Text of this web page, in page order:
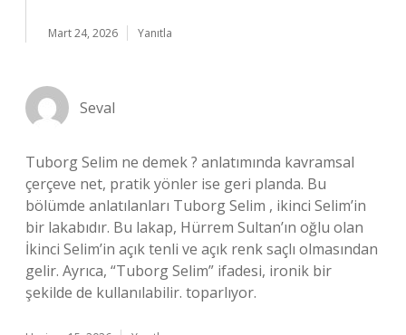
Mart 24, 2026 Yanıtla
Seval
Tuborg Selim ne demek ? anlatımında kavramsal
çerçeve net, pratik yönler ise geri planda. Bu
bölümde anlatılanları Tuborg Selim , ikinci Selim’in
bir lakabıdır. Bu lakap, Hürrem Sultan’ın oğlu olan
İkinci Selim’in açık tenli ve açık renk saçlı olmasından
gelir. Ayrıca, “Tuborg Selim” ifadesi, ironik bir
şekilde de kullanılabilir. toparlıyor.